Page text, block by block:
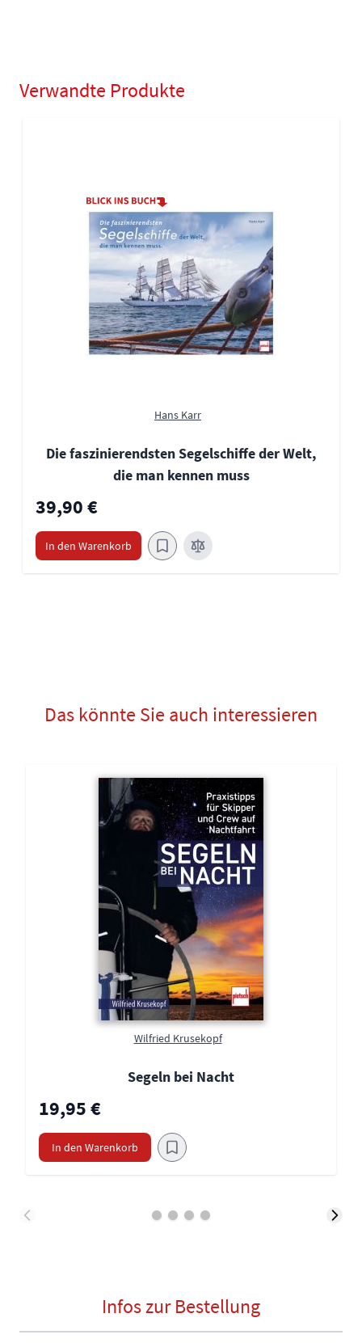
Verwandte Produkte
Hans Karr
Die faszinierendsten Segelschiffe der Welt,
die man kennen muss
39,90 €
In den Warenkorb
Das könnte Sie auch interessieren
Wilfried Krusekopf
Segeln bei Nacht
19,95 €
In den Warenkorb
Infos zur Bestellung